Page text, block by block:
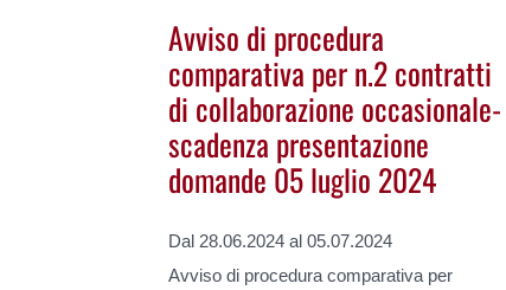
Avviso di procedura
comparativa per n.2 contratti
di collaborazione occasionale-
scadenza presentazione
domande 05 luglio 2024
Dal 28.06.2024 al 05.07.2024
Avviso di procedura comparativa per